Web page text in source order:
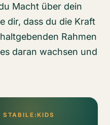
Macht über dein
dir, dass du die Kraft
Rahmen
daran wachsen und
STABILE:KIDS